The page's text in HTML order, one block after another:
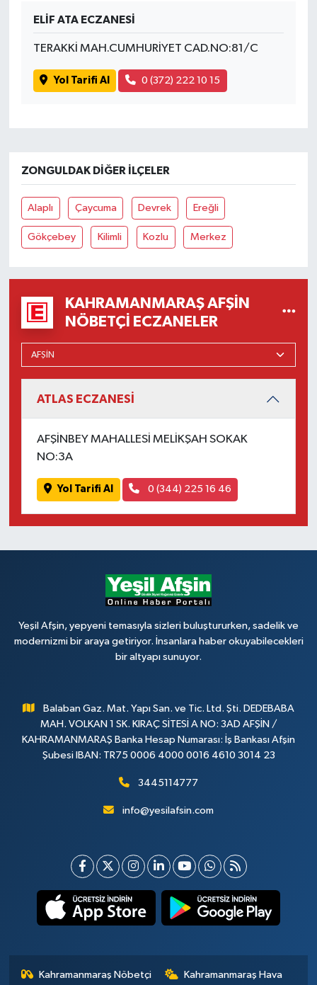
ELİF ATA ECZANESİ
TERAKKİ MAH.CUMHURİYET CAD.NO:81/C
Yol Tarifi Al 0 (372) 222 10 15
ZONGULDAK DIĞER İLÇELER
Alaplı Çaycuma Devrek Ereğli
Gökçebey Kilimli Kozlu Merkez
KAHRAMANMARAŞ AFŞIN
NÖBETÇI ECZANELER
ATLAS ECZANESİ
AFŞİNBEY MAHALLESİ MELİKŞAH SOKAK
NO:3A
Yol Tarifi Al 0 (344) 225 16 46
Yeşil Afşin, yepyeni temasıyla sizleri buluştururken, sadelik ve
modernizmi bir araya getiriyor. İnsanlara haber okuyabilecekleri
bir altyapı sunuyor.
Balaban Gaz. Mat. Yapı San. ve Tic. Ltd. Şti. DEDEBABA
MAH. VOLKAN 1 SK. KIRAÇ SİTESİ A NO: 3AD AFŞİN /
KAHRAMANMARAŞ Banka Hesap Numarası: İş Bankası Afşin
Şubesi IBAN: TR75 0006 4000 0016 4610 3014 23
3445114777
info@yesilafsin.com
Kahramanmaraş Nöbetçi Kahramanmaraş Hava